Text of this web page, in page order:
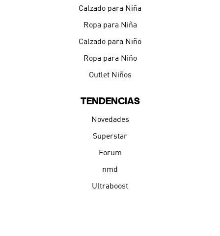
Calzado para Niña
Ropa para Niña
Calzado para Niño
Ropa para Niño
Outlet Niños
TENDENCIAS
Novedades
Superstar
Forum
nmd
Ultraboost